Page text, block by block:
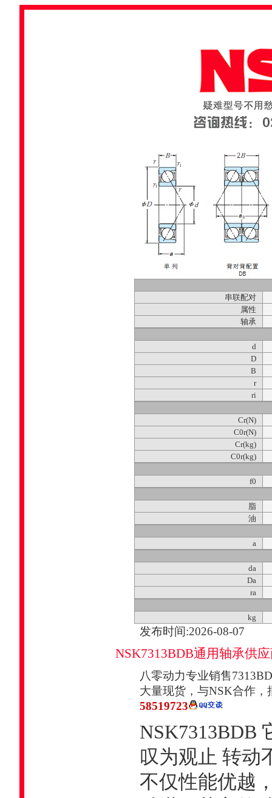
串联配对
属性
轴承
d
D
B
r
ri
Cr(N)
C0r(N)
Cr(kg)
C0r(kg)
f0
脂
油
a
da
Da
ra
kg
发布时间:2026-08-07
NSK7313BDB通用轴承供
八零动力专业销售
大量现货，与NSK合作，
58519723
NSK7313BDB
叹为观止 转动
不仅性能优越